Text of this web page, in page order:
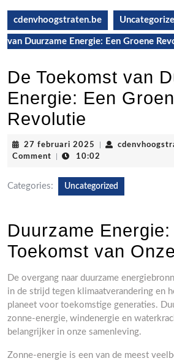
cdenvhoogstraten.be
van Duurzame Energie: Een Groene
De Toekomst van
Energie: Een
Revolutie
27 februari 2025 27
februari
Comment
10:02
Categories: Uncategorized
Duurzame Energie:
Toekomst van
De overgang naar duurzame
in de strijd tegen klimaatverandering en
planeet voor toekomstige generaties.
zonne-energie, windenergie en
belangrijker in onze samenleving.
Zonne-energie is een van de meest